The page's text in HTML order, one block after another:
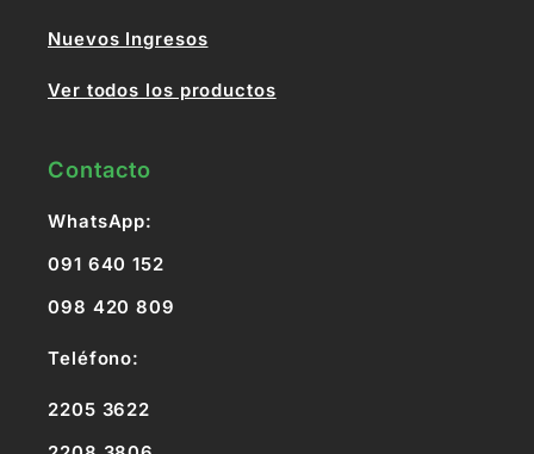
Nuevos Ingresos
Ver todos los productos
Contacto
WhatsApp:
091 640 152
098 420 809
Teléfono:
2205 3622